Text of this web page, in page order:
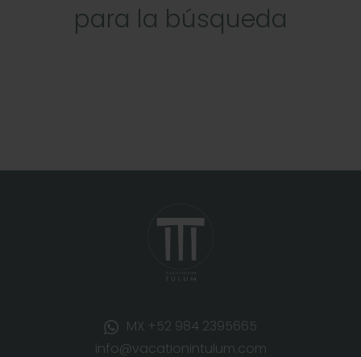
para la búsqueda
MX +52 984 2395665
info@vacationintulum.com